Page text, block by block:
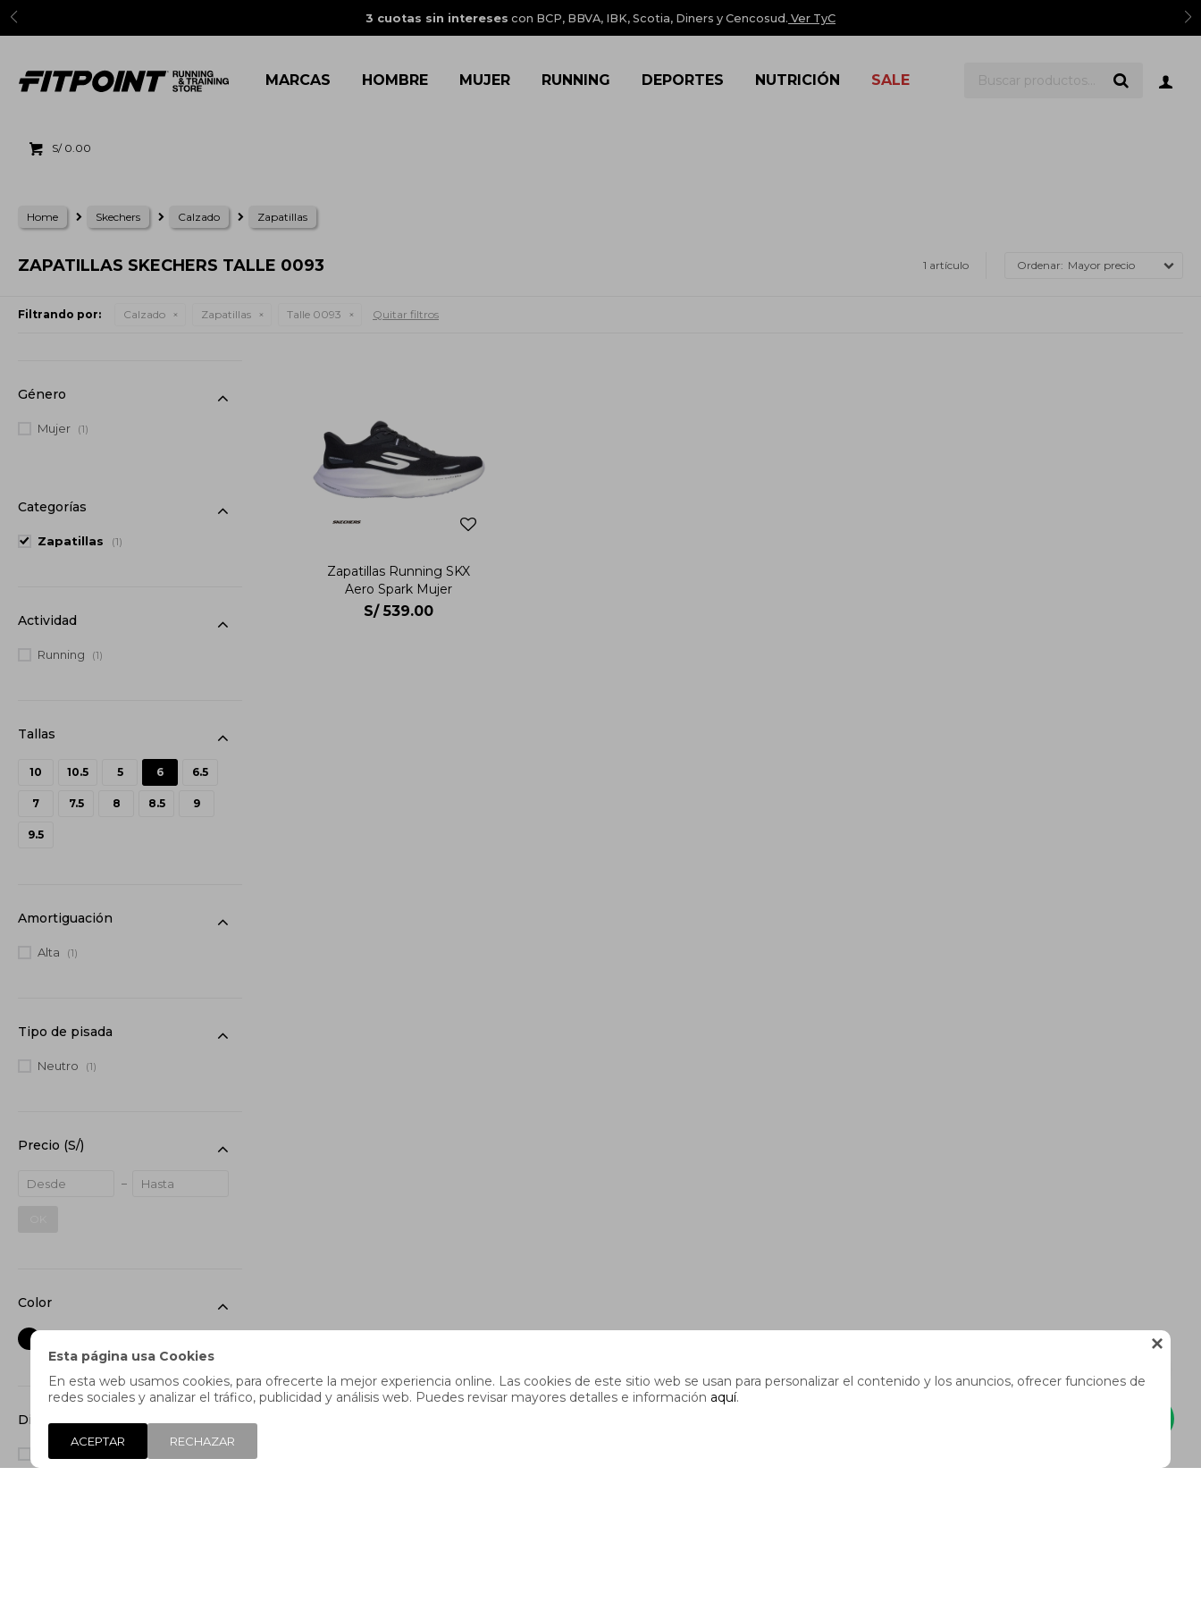

Esta página usa Cookies
En esta web usamos cookies, para ofrecerte la mejor experiencia online. Las cookies de este sitio web se usan para personalizar el contenido y los anuncios, ofrecer funciones de
redes sociales y analizar el tráfico, publicidad y análisis web. Puedes revisar mayores detalles e información aquí.
ACEPTAR RECHAZAR
3 cuotas sin intereses con BCP, BBVA, IBK, Scotia, Diners y Cencosud. Ver TyC
MARCAS HOMBRE MUJER RUNNING DEPORTES NUTRICIÓN SALE
S/ 0.00
Home Skechers Calzado Zapatillas
ZAPATILLAS SKECHERS TALLE 0093 1 artículo Mayor precio
Filtrando por: Calzado Zapatillas Talle 0093 Quitar filtros
Zapatillas Running SKX
Aero Spark Mujer
S/ 539.00
Categorías
Zapatillas (1)
10 10.5 5 6 6.5
7 7.5 8 8.5 9
9.5
Precio (S/)
Género
Mujer (1)
Color
Actividad
Running (1)
Tipo de pisada
Neutro (1)
Amortiguación
Alta (1)
Distancia